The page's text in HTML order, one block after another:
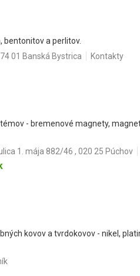
bentonitov a perlitov.
01 Banská Bystrica Kontakty
- bremenové magnety,
1. mája 882/46 , 020 25 Púchov
kovov a tvrdokovov - nikel,